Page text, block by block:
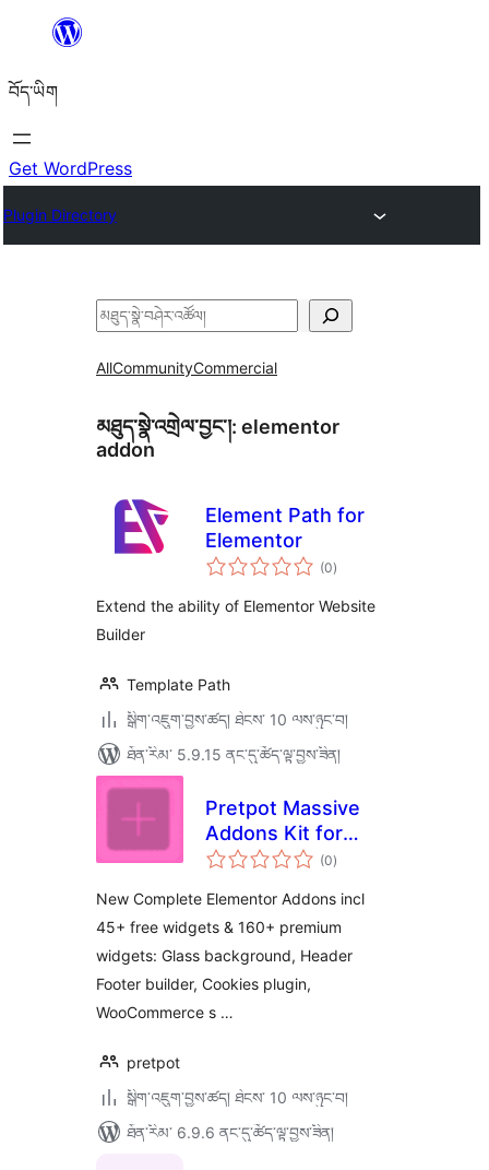
content
བོད་ཡིག
Get WordPress
Plugin Directory
བཤེར་
AllCommunityCommercial
མཐུད་སྣེ་འགྲེལ་བྱང་།: elementor
addon
Element Path for
Elementor
(0གདེང་
འཇོག་
ཚང་།
)
Extend the ability of Elementor Website
Builder
Template Path
སྒྲིག་འཇུག་བྱས་ཚད། ཐེངས་ 10 ལས་ཉུང་བ།
ཐོན་རིམ་ 5.9.15 ནང་དུ་ཚོད་ལྟ་བྱས་ཟིན།
Pretpot Massive
Addons Kit for
Elementor
(0གདེང་
འཇོག་
ཚང་།
)
New Complete Elementor Addons incl
45+ free widgets & 160+ premium
widgets: Glass background, Header
Footer builder, Cookies plugin,
WooCommerce s …
pretpot
སྒྲིག་འཇུག་བྱས་ཚད། ཐེངས་ 10 ལས་ཉུང་བ།
ཐོན་རིམ་ 6.9.6 ནང་དུ་ཚོད་ལྟ་བྱས་ཟིན།